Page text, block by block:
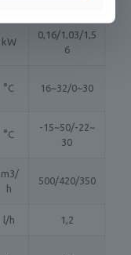
kW
0,16/1,03/1,5
6
°C 16~32/0~30
°C
-15~50/-22~
30
m3/
h
500/420/350
l/h 1,2